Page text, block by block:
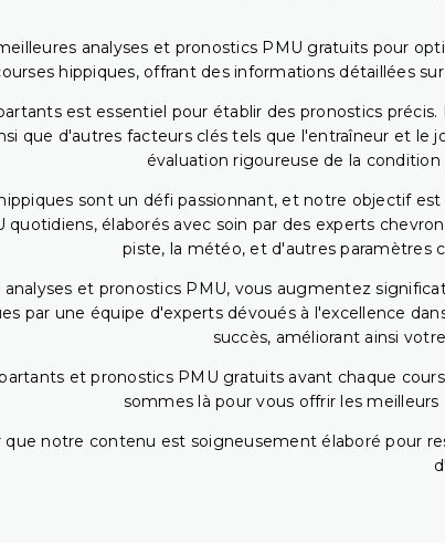
analyses et pronostics PMU gratuits pour
hippiques, offrant des informations détaillées
est essentiel pour établir des pronostics
que d'autres facteurs clés tels que l'entraîneur et
évaluation rigoureuse de la
sont un défi passionnant, et notre objectif
quotidiens, élaborés avec soin par des experts
piste, la météo, et d'autres paramètres
analyses et pronostics PMU, vous augmentez
par une équipe d'experts dévoués à l'excellence
succès, améliorant ainsi
et pronostics PMU gratuits avant chaque
sommes là pour vous offrir les
que notre contenu est soigneusement élaboré pour